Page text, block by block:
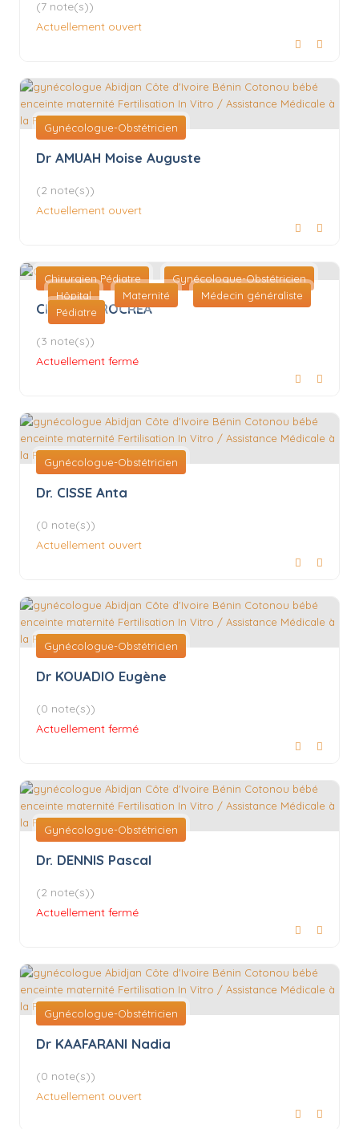
(7 note(s))
Actuellement ouvert
Gynécologue-Obstétricien
Dr AMUAH Moise Auguste
(2 note(s))
Actuellement ouvert
Chirurgien Pédiatre
Gynécologue-Obstétricien
Hôpital
Maternité
Médecin généraliste
Pédiatre
Clinique PROCREA
(3 note(s))
Actuellement fermé
Gynécologue-Obstétricien
Dr. CISSE Anta
(0 note(s))
Actuellement ouvert
Gynécologue-Obstétricien
Dr KOUADIO Eugène
(0 note(s))
Actuellement fermé
Gynécologue-Obstétricien
Dr. DENNIS Pascal
(2 note(s))
Actuellement fermé
Gynécologue-Obstétricien
Dr KAAFARANI Nadia
(0 note(s))
Actuellement ouvert